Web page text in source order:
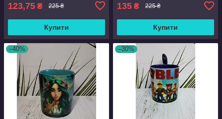
123,75 ₴ 225 ₴
Купити
135 ₴ 225 ₴
Купити
–40% –30%